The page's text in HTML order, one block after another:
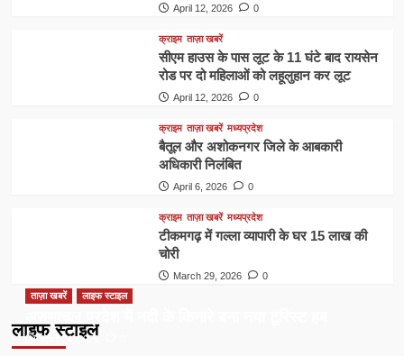
April 12, 2026 0
क्राइम ताज़ा खबरें
सीएम हाउस के पास लूट के 11 घंटे बाद रायसेन
रोड पर दो महिलाओं को लहूलुहान कर लूट
April 12, 2026 0
क्राइम ताज़ा खबरें मध्यप्रदेश
बैतूल और अशोकनगर जिले के आबकारी
अधिकारी निलंबित
April 6, 2026 0
क्राइम ताज़ा खबरें मध्यप्रदेश
टीकमगढ़ में गल्ला व्यापारी के घर 15 लाख की
चोरी
March 29, 2026 0
लाइफ स्टाइल
ताज़ा खबरें लाइफ स्टाइल
April 24, 2026